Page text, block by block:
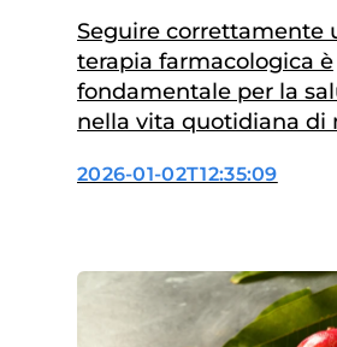
Italia?
Seguire correttamente
terapia farmacologica è
fondamentale per la
nella vita quotidiana di
sfida tutt’altro che
raccomandazioni del
riguardo ai tempi, alle
alla frequenza
2026-01-02T12:35:09